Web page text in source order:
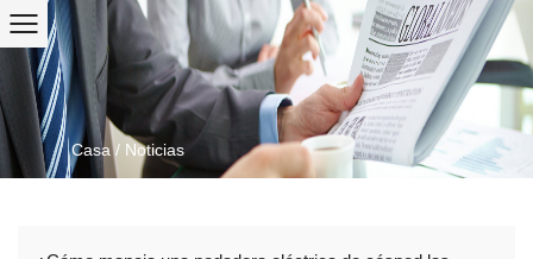
Casa/ Noticias